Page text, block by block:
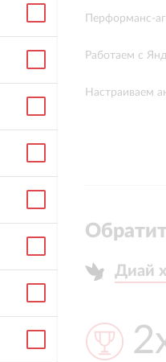
Перформанс-
Работаем с
Настраиваем
Диай
Диай